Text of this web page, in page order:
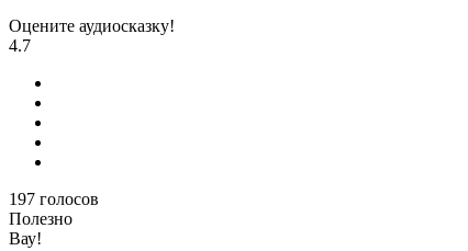
Оцените аудиосказку!
4.7
197 голосов
Полезно
Вау!